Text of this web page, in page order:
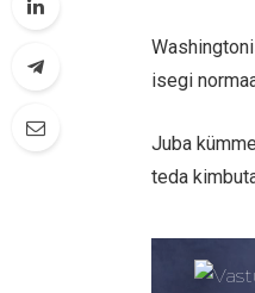
isegi
Juba
teda